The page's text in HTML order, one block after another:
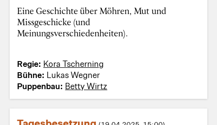
Eine Geschichte über Möhren, Mut und
Missgeschicke (und
Meinungsverschiedenheiten).
Regie: Kora Tscherning
Bühne: Lukas Wegner
Puppenbau: Betty Wirtz